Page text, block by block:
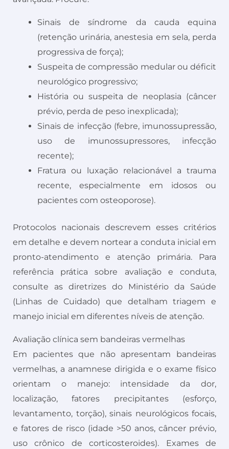
Sinais de síndrome da cauda equina
(retenção urinária, anestesia em sela, perda
progressiva de força);
Suspeita de compressão medular ou déficit
neurológico progressivo;
História ou suspeita de neoplasia (câncer
prévio, perda de peso inexplicada);
Sinais de infecção (febre, imunossupressão,
uso de imunossupressores, infecção
recente);
Fratura ou luxação relacionável a trauma
recente, especialmente em idosos ou
pacientes com osteoporose).
Protocolos nacionais descrevem esses critérios
em detalhe e devem nortear a conduta inicial em
pronto-atendimento e atenção primária. Para
referência prática sobre avaliação e conduta,
consulte as diretrizes do Ministério da Saúde
(Linhas de Cuidado) que detalham triagem e
manejo inicial em diferentes níveis de atenção.
Avaliação clínica sem bandeiras vermelhas
Em pacientes que não apresentam bandeiras
vermelhas, a anamnese dirigida e o exame físico
orientam o manejo: intensidade da dor,
localização, fatores precipitantes (esforço,
levantamento, torção), sinais neurológicos focais,
e fatores de risco (idade >50 anos, câncer prévio,
uso crônico de corticosteroides). Exames de